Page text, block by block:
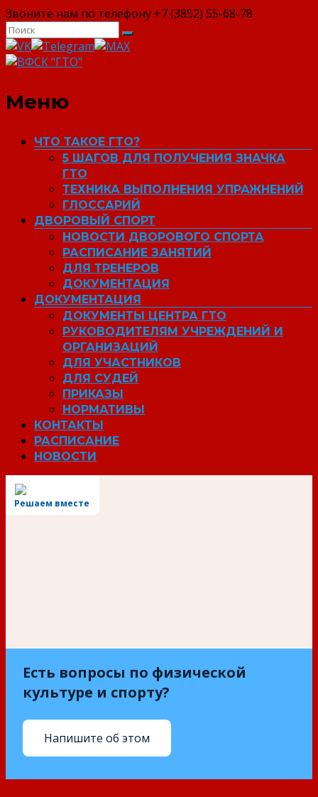
Звоните нам по телефону +7 (3852) 55-68-78
ВФСК "ГТО"
Меню
ЧТО ТАКОЕ ГТО?
5 ШАГОВ ДЛЯ ПОЛУЧЕНИЯ ЗНАЧКА
ГТО
ТЕХНИКА ВЫПОЛНЕНИЯ УПРАЖНЕНИЙ
ГЛОССАРИЙ
ДВОРОВЫЙ СПОРТ
НОВОСТИ ДВОРОВОГО СПОРТА
РАСПИСАНИЕ ЗАНЯТИЙ
ДЛЯ ТРЕНЕРОВ
ДОКУМЕНТАЦИЯ
ДОКУМЕНТАЦИЯ
ДОКУМЕНТЫ ЦЕНТРА ГТО
РУКОВОДИТЕЛЯМ УЧРЕЖДЕНИЙ И
ОРГАНИЗАЦИЙ
ДЛЯ УЧАСТНИКОВ
ДЛЯ СУДЕЙ
ПРИКАЗЫ
НОРМАТИВЫ
КОНТАКТЫ
РАСПИСАНИЕ
НОВОСТИ
Решаем вместе
Есть вопросы по физической
культуре и спорту?
Напишите об этом